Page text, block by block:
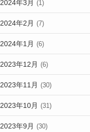
2024年3月 (1)
2024年2月 (7)
2024年1月 (6)
2023年12月 (6)
2023年11月 (30)
2023年10月 (31)
2023年9月 (30)